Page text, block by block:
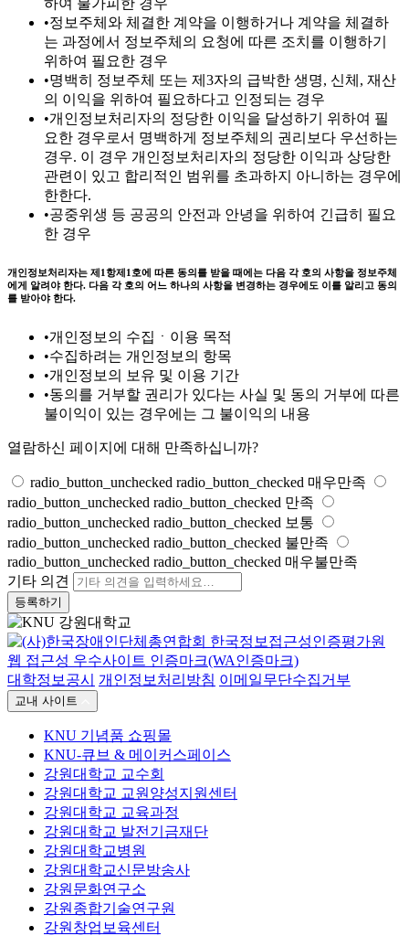
•정보주체와 체결한 계약을 이행하거나 계약을 체결하
는 과정에서 정보주체의 요청에 따른 조치를 이행하기
위하여 필요한 경우
•명백히 정보주체 또는 제3자의 급박한 생명, 신체, 재산
의 이익을 위하여 필요하다고 인정되는 경우
•개인정보처리자의 정당한 이익을 달성하기 위하여 필
요한 경우로서 명백하게 정보주체의 권리보다 우선하는
경우. 이 경우 개인정보처리자의 정당한 이익과 상당한
관련이 있고 합리적인 범위를 초과하지 아니하는 경우에
한한다.
•공중위생 등 공공의 안전과 안녕을 위하여 긴급히 필요
한 경우
개인정보처리자는 제1항제1호에 따른 동의를 받을 때에는 다음 각 호의 사항을 정보주체
에게 알려야 한다. 다음 각 호의 어느 하나의 사항을 변경하는 경우에도 이를 알리고 동의
를 받아야 한다.
•개인정보의 수집ㆍ이용 목적
•수집하려는 개인정보의 항목
•개인정보의 보유 및 이용 기간
•동의를 거부할 권리가 있다는 사실 및 동의 거부에 따른
불이익이 있는 경우에는 그 불이익의 내용
열람하신 페이지에 대해 만족하십니까?
radio_button_unchecked radio_button_checked 매우만족
radio_button_unchecked radio_button_checked 만족
radio_button_unchecked radio_button_checked 보통
radio_button_unchecked radio_button_checked 불만족
radio_button_unchecked radio_button_checked 매우불만족
기타 의견
등록하기
대학정보공시 개인정보처리방침 이메일무단수집거부
교내 사이트
KNU 기념품 쇼핑몰
KNU-큐브 & 메이커스페이스
강원대학교 교수회
강원대학교 교원양성지원센터
강원대학교 교육과정
강원대학교 발전기금재단
강원대학교병원
강원대학교신문방송사
강원문화연구소
강원종합기술연구원
강원창업보육센터